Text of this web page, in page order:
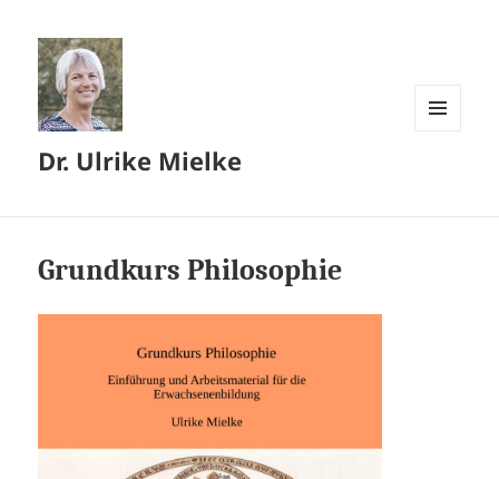
Dr. Ulrike Mielke
Grundkurs Philosophie